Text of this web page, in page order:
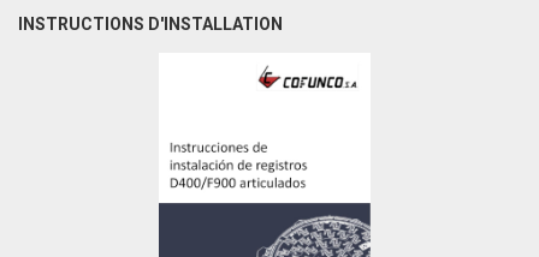
INSTRUCTIONS D'INSTALLATION